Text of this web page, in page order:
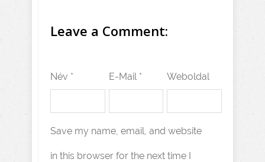
Leave a Comment:
Név * E-Mail * Weboldal
Save my name, email, and website
in this browser for the next time I